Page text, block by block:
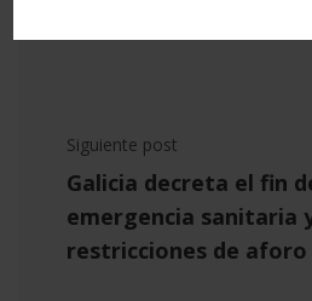
Siguiente post
Galicia decreta el fin
emergencia sanitaria
restricciones de aforo